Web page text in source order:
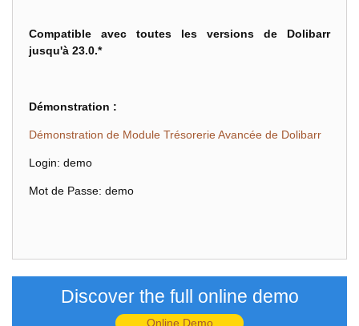
Compatible avec toutes les versions de Dolibarr
jusqu'à 23.0.*
Démonstration :
Démonstration de Module Trésorerie Avancée de Dolibarr
Login: demo
Mot de Passe: demo
Discover the full online demo
Online Demo